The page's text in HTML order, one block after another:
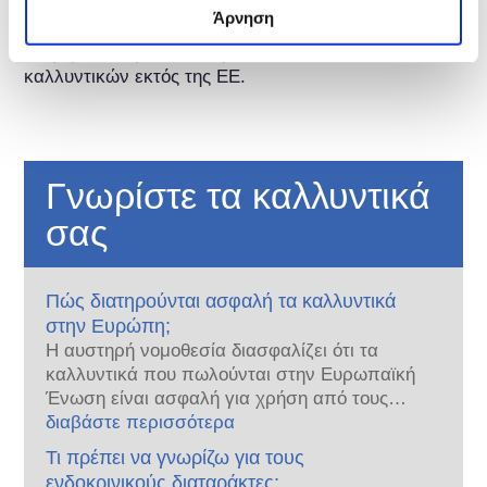
Άρνηση
Παρακαλούμε σημειώστε ότι μπορεί να ισχύουν
διαφορετικές ρυθμίσεις για τα συστατικά
καλλυντικών εκτός της ΕΕ.
Γνωρίστε τα καλλυντικά
σας
Πώς διατηρούνται ασφαλή τα καλλυντικά
στην Ευρώπη;
Η αυστηρή νομοθεσία διασφαλίζει ότι τα
καλλυντικά που πωλούνται στην Ευρωπαϊκή
Ένωση είναι ασφαλή για χρήση από τους
ανθρώπους. Οι εταιρείες και οι εθνικές και
ευρωπαϊκές ρυθμιστικές αρχές μοιράζονται
την ευθύνη για την ασφάλεια των
διαβάστε περισσότερα
Τι πρέπει να γνωρίζω για τους
ενδοκρινικούς διαταράκτες;